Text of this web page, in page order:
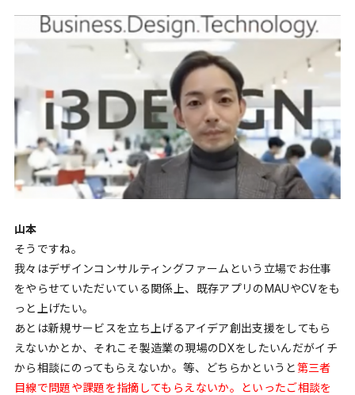
山本
そうですね。
我々はデザインコンサルティングファームという立場でお仕事
をやらせていただいている関係上、既存アプリのMAUやCVをも
っと上げたい。
あとは新規サービスを立ち上げるアイデア創出支援をしてもら
えないかとか、それこそ製造業の現場のDXをしたいんだがイチ
から相談にのってもらえないか。等、どちらかというと第三者
目線で問題や課題を指摘してもらえないか。といったご相談を